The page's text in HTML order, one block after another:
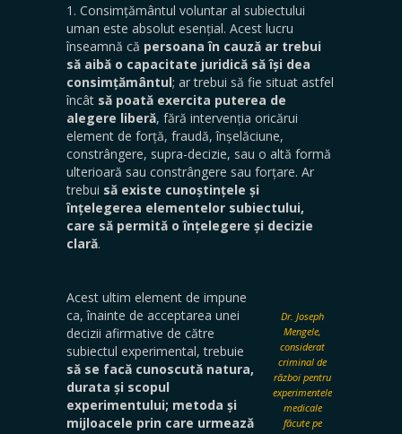
1. Consimțământul voluntar al subiectului
uman este absolut esențial. Acest lucru
înseamnă că persoana în cauză ar trebui
să aibă o capacitate juridică să își dea
consimțământul; ar trebui să fie situat astfel
încât să poată exercita puterea de
alegere liberă, fără intervenția oricărui
element de forță, fraudă, înșelăciune,
constrângere, supra-decizie, sau o altă formă
ulterioară sau constrângere sau forțare. Ar
trebui să existe cunoștințele și
înțelegerea elementelor subiectului,
care să permită o înțelegere și decizie
clară.
Dr. Joseph
Mengele,
considerat
criminal de
război pentru
experimentele
medicale
făcute pe
Acest ultim element de impune
ca, înainte de acceptarea unei
decizii afirmative de către
subiectul experimental, trebuie
să se facă cunoscută natura,
durata și scopul
experimentului; metoda și
mijloacele prin care urmează